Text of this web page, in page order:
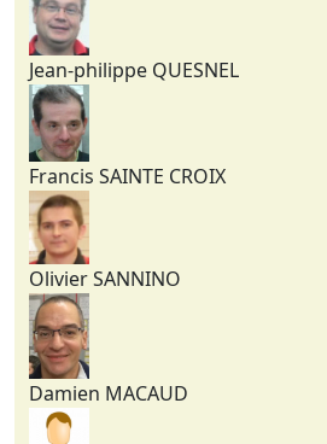
Jean-philippe QUESNEL
Francis SAINTE CROIX
Olivier SANNINO
Damien MACAUD